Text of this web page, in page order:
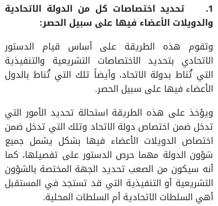
1.
تحديد اختصاصات كل من الدولة الاتحادية
والدويلات الأعضاء فيها على سبيل الحصر:
وتقوم هذه الطريقة على أساس قيام الدستور
الاتحادي بتحديد الاختصاصات التشريعية والتنفيذية
التي تُناط بدولة الاتحاد، وأيضاً تلك التي تُناط بالدول
الأعضاء فيها على سبيل الحصر.
ويؤخذ على هذه الطريقة استحالة تحديد الأمور التي
تدخل ضمن اختصاص دولة الاتحاد وتلك التي تدخل ضمن
اختصاص الدويلات الأعضاء فيها بشكل يشمل جميع
شؤون الدولة مهما حرص الدستور على تفصيلها، كما
أنه سيكون من الصعب تحديد الجهة المختصة بالشؤون
التشريعية أو التنفيذية التي قد تستجد في المستقبل
أهي السلطات الاتحادية أم السلطات المحلية.